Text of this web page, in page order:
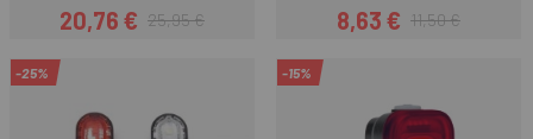
Preis
20,76 €Regulärer Preis
25,95 €
Preis
8,63 €Regulärer Preis
11,50 €
-25% -15%